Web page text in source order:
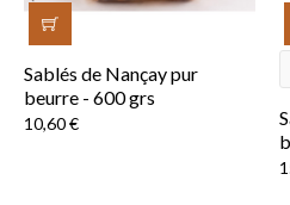
Sablés de Nançay pur
beurre - 600 grs
Prix
10,60 €
‹